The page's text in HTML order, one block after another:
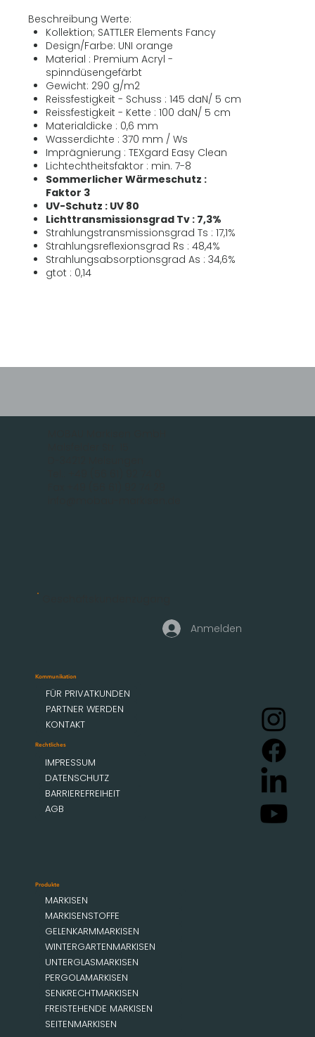
Beschreibung Werte:
Kollektion; SATTLER Elements Fancy
Design/Farbe: UNI orange
Material : Premium Acryl -
spinndüsengefärbt
Gewicht: 290 g/m2
Reissfestigkeit - Schuss : 145 daN/ 5 cm
Reissfestigkeit - Kette : 100 daN/ 5 cm
Materialdicke : 0,6 mm
Wasserdichte : 370 mm / Ws
Imprägnierung : TEXgard Easy Clean
Lichtechtheitsfaktor : min. 7-8
Sommerlicher Wärmeschutz :
Faktor 3
UV-Schutz : UV 80
Lichttransmissionsgrad Tv : 7,3%
Strahlungstransmissionsgrad Ts : 17,1%
Strahlungsreflexionsgrad Rs : 48,4%
Strahlungsabsorptionsgrad As : 34,6%
gtot : 0,14
Produkte
MARKISEN
MARKISENSTOFFE
GELENKARMMARKISEN
WINTERGARTENMARKISEN
UNTERGLASMARKISEN
PERGOLAMARKISEN
SENKRECHTMARKISEN
FREISTEHENDE MARKISEN
SEITENMARKISEN
Kommunikation
FÜR PRIVATKUNDEN
PARTNER WERDEN
KONTAKT
Rechtliches
IMPRESSUM
DATENSCHUTZ
BARRIEREFREIHEIT
AGB
Anmelden